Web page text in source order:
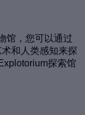
馆，您可以通过
和人类感知来探
探索馆